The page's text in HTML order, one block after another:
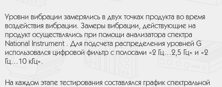
Уровни вибрации замерялись в двух точках продукта во время
воздействия вибрации. Замеры вибрации, действующие на
продукт осуществлялись при помощи анализатора спектра
National Instrument . Для подсчета распределения уровней G
использовался цифровой фильтр с полосами «2 Гц…2,5 Гц» и «2
Гц…10 кГц».
На каждом этапе тестирования составлялся график спектральной